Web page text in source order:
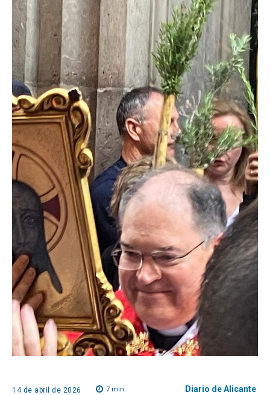
14 de abril de 2026 7min. Diario de Alicante